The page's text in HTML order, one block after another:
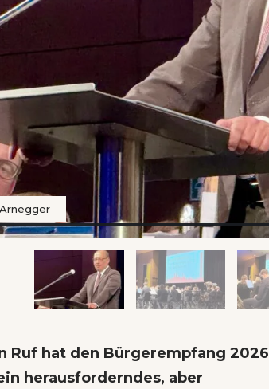
Ruf hat den Bürgerempfang 2026
herausforderndes, aber